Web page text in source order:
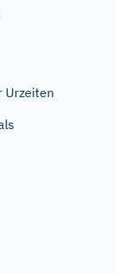
Urzeiten